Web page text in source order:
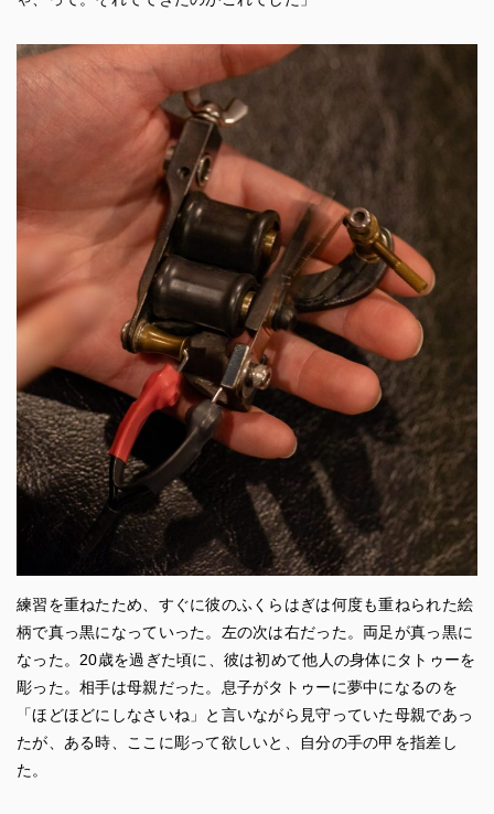
練習を重ねたため、すぐに彼のふくらはぎは何度も重ねられた絵
柄で真っ黒になっていった。左の次は右だった。両足が真っ黒に
なった。20歳を過ぎた頃に、彼は初めて他人の身体にタトゥーを
彫った。相手は母親だった。息子がタトゥーに夢中になるのを
「ほどほどにしなさいね」と言いながら見守っていた母親であっ
たが、ある時、ここに彫って欲しいと、自分の手の甲を指差し
た。